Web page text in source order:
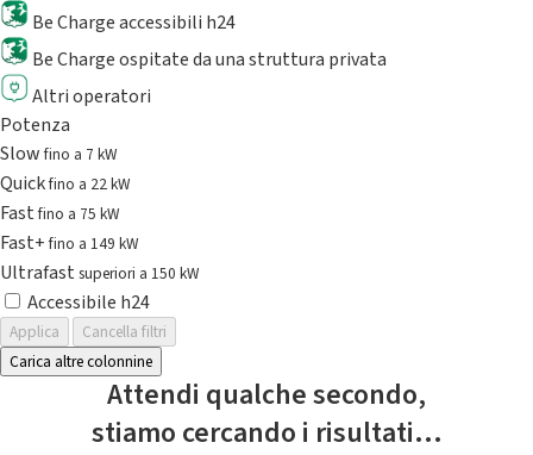
Be Charge accessibili h24
Be Charge ospitate da una struttura privata
Altri operatori
Potenza
Slowfino a 7 kW
Quickfino a 22 kW
Fastfino a 75 kW
Fast+fino a 149 kW
Ultrafast superiori a 150 kW
Accessibile h24
Applica
Cancella filtri
Carica altre colonnine
Attendi qualche secondo,
stiamo cercando i risultati...